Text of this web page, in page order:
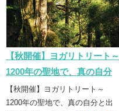
【秋開催】ヨガリトリート～
1200年の聖地で、真の自分
と出会う3日間～
【秋開催】ヨガリトリート～
1200年の聖地で、真の自分と出